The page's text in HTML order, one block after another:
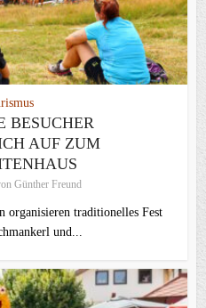
BESUCHER
AUF ZUM
Günther Freund
organisieren traditionelles Fest
und...